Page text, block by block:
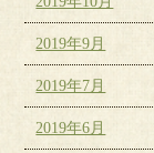
2019年9月
2019年7月
2019年6月